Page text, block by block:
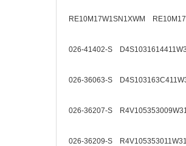
RE10M17W1SN1XWM
026-41402-S
026-36063-S
026-36207-S
026-36209-S